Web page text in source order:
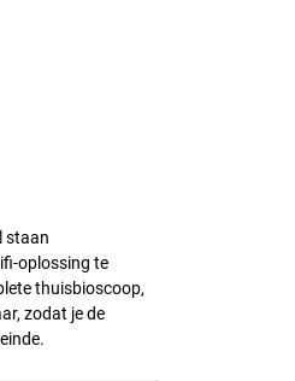
staan
oplossing te
thuisbioscoop,
zodat je de